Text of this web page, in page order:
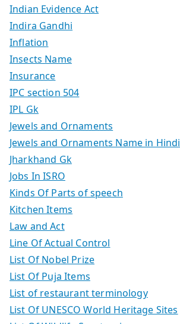
Indian Evidence Act
Indira Gandhi
Inflation
Insects Name
Insurance
IPC section 504
IPL Gk
Jewels and Ornaments
Jewels and Ornaments Name in Hindi
Jharkhand Gk
Jobs In ISRO
Kinds Of Parts of speech
Kitchen Items
Law and Act
Line Of Actual Control
List Of Nobel Prize
List Of Puja Items
List of restaurant terminology
List Of UNESCO World Heritage Sites